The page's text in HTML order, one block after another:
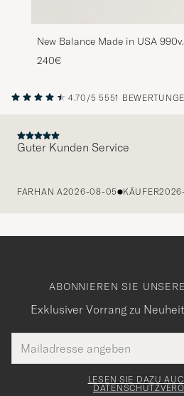
New Balance Made in USA
Sneakers Grey
240€
4.70/5 5551
Guter Kunden Service
FARHAN A2026-08-05 KÄUFER
ABONNIEREN SIE
Exklusiver Vorrang zu
Mail
Adresse
Tack
för
LESEN SIE DAZU